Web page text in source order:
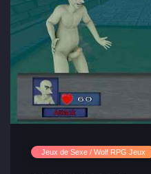
Jeux de Sexe / Wolf RPG Jeux